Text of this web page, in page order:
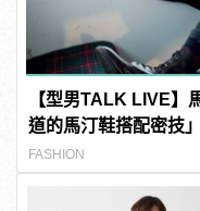
【型男TALK LIVE】
道的馬汀鞋搭配密技」
FASHION